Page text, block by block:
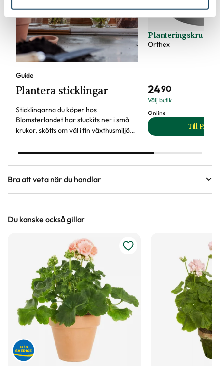
Guide
Plantera sticklingar
Sticklingarna du köper hos
Blomsterlandet har stuckits ner i små
krukor, skötts om väl i fin växthusmiljö
att du lätt ska kunna plantera dina
Planteringskruka
Orthex
2490
Välj butik
Online
Till
Bra att veta när du handlar
Vi försöker alltid ange växternas ungefärliga
är unika så kan måtten och din växts utseende
variera något från informationen och fotona på
hemsidan.
Växter är levande varor
Det är naturligt att växter får nya blad och
därmed också tappar blad. Om din växt har
några gula eller bruna bland, så innebär det inte
Du kanske också gillar